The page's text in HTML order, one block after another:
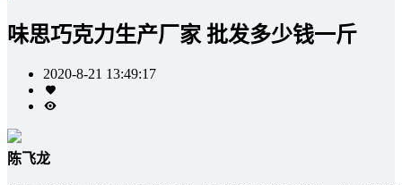
味思巧克力生产厂家 批发多少钱一斤
2020-8-21 13:49:17
陈飞龙